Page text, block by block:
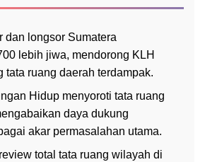
dan longsor Sumatera
lebih jiwa, mendorong KLH
tata ruang daerah terdampak.
Hidup menyoroti tata ruang
daya dukung
akar permasalahan utama.
total tata ruang wilayah di